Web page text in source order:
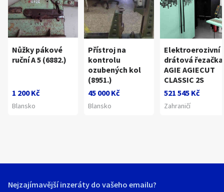
Nůžky pákové
ruční A 5 (6882.)
1 200 Kč
Blansko
Přístroj na
kontrolu
ozubených kol
(8951.)
45 000 Kč
Blansko
Elektroerozivní
drátová řezačka
AGIE AGIECUT
CLASSIC 2S
521 545 Kč
Zahraničí
Nejzajímavější inzeráty do vašeho emailu?